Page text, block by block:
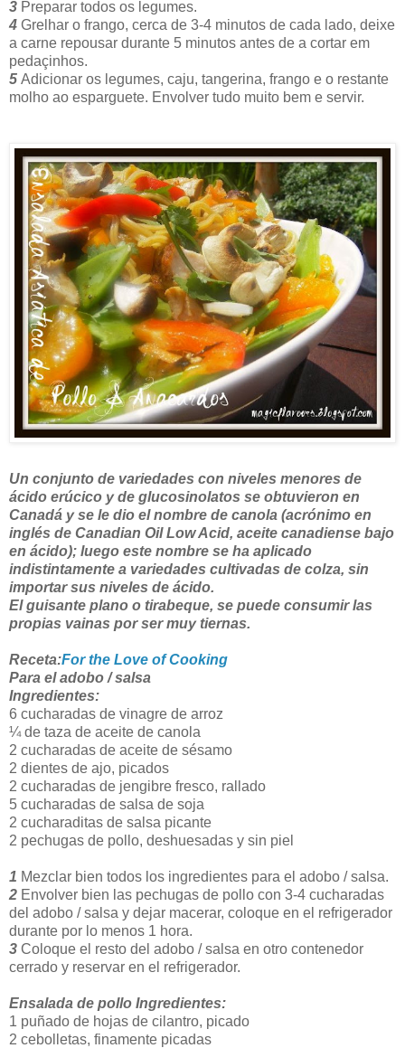
3 Preparar todos os legumes.
4 Grelhar o frango, cerca de 3-4 minutos de cada lado, deixe
a carne repousar durante 5 minutos antes de a cortar em
pedaçinhos.
5 Adicionar os legumes, caju, tangerina, frango e o restante
molho ao esparguete. Envolver tudo muito bem e servir.
Un conjunto de variedades con niveles menores de
ácido erúcico y de glucosinolatos se obtuvieron en
Canadá y se le dio el nombre de canola (acrónimo en
inglés de Canadian Oil Low Acid, aceite canadiense bajo
en ácido); luego este nombre se ha aplicado
indistintamente a variedades cultivadas de colza, sin
importar sus niveles de ácido.
El guisante plano o tirabeque, se puede consumir las
propias vainas por ser muy tiernas.
Receta:For the Love of Cooking
Para el adobo / salsa
Ingredientes:
6 cucharadas de vinagre de arroz
¼ de taza de aceite de canola
2 cucharadas de aceite de sésamo
2 dientes de ajo, picados
2 cucharadas de jengibre fresco, rallado
5 cucharadas de salsa de soja
2 cucharaditas de salsa picante
2 pechugas de pollo, deshuesadas y sin piel
1 Mezclar bien todos los ingredientes para el adobo / salsa.
2 Envolver bien las pechugas de pollo con 3-4 cucharadas
del adobo / salsa y dejar macerar, coloque en el refrigerador
durante por lo menos 1 hora.
3 Coloque el resto del adobo / salsa en otro contenedor
cerrado y reservar en el refrigerador.
Ensalada de pollo Ingredientes:
1 puñado de hojas de cilantro, picado
2 cebolletas, finamente picadas